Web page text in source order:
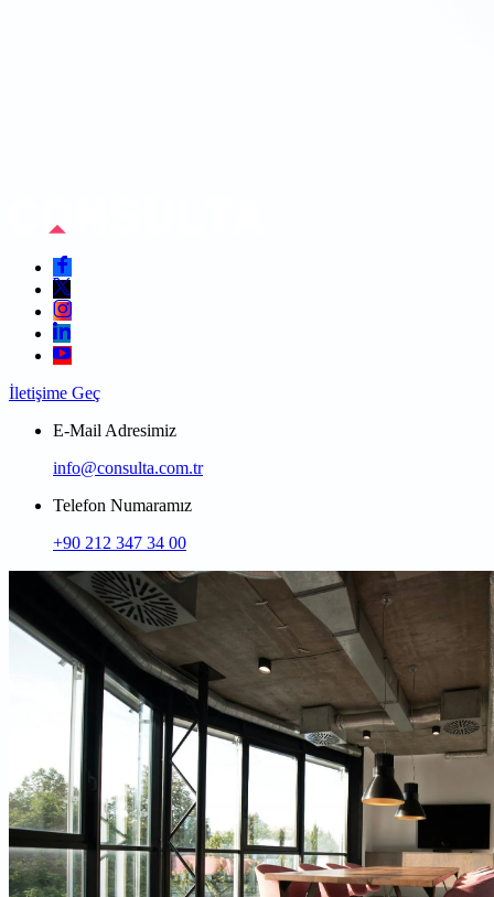
İletişime Geç
E-Mail Adresimiz
info@consulta.com.tr
Telefon Numaramız
+90 212 347 34 00